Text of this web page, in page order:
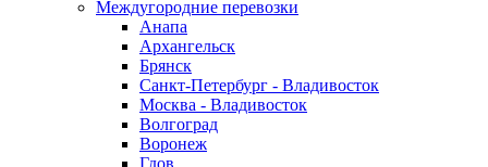
Междугородние перевозки
Анапа
Архангельск
Брянск
Санкт-Петербург - Владивосток
Москва - Владивосток
Волгоград
Воронеж
Гдов